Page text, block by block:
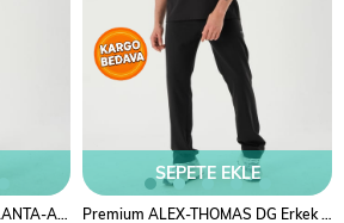
SEPETE EKLE